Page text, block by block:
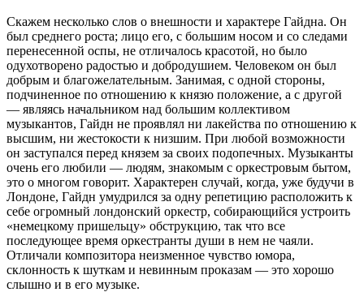
Скажем несколько слов о внешности и характере Гайдна. Он
был среднего роста; лицо его, с большим носом и со следами
перенесенной оспы, не отличалось красотой, но было
одухотворено радостью и добродушием. Человеком он был
добрым и благожелательным. Занимая, с одной стороны,
подчиненное по отношению к князю положение, а с другой
— являясь начальником над большим коллективом
музыкантов, Гайдн не проявлял ни лакейства по отношению к
высшим, ни жестокости к низшим. При любой возможности
он заступался перед князем за своих подопечных. Музыканты
очень его любили — людям, знакомым с оркестровым бытом,
это о многом говорит. Характерен случай, когда, уже будучи в
Лондоне, Гайдн умудрился за одну репетицию расположить к
себе огромный лондонский оркестр, собирающийся устроить
«немецкому пришельцу» обструкцию, так что все
последующее время оркестранты души в нем не чаяли.
Отличали композитора неизменное чувство юмора,
склонность к шуткам и невинным проказам — это хорошо
слышно и в его музыке.